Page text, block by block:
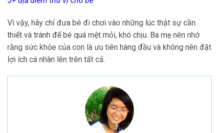
Vì vậy, hãy chỉ đưa bé đi chơi vào những lúc thật sự cần
thiết và tránh để bé quá mệt mỏi, khó chịu. Ba mẹ nên nhớ
rằng sức khỏe của con là ưu tiên hàng đầu và không nên đặt
lợi ích cá nhân lên trên tất cả.